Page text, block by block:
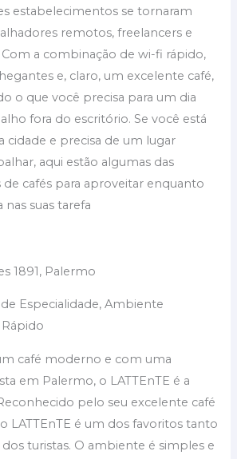
estabelecimentos se tornaram
remotos, freelancers e
a combinação de wi-fi rápido,
e, claro, um excelente café,
o que você precisa para um dia
fora do escritório. Se você está
cidade e precisa de um lugar
aqui estão algumas das
cafés para aproveitar enquanto
suas tarefa
1891, Palermo
de Especialidade, Ambiente
café moderno e com uma
em Palermo, o LATTEnTE é a
pelo seu excelente café
LATTEnTE é um dos favoritos tanto
turistas. O ambiente é simples e